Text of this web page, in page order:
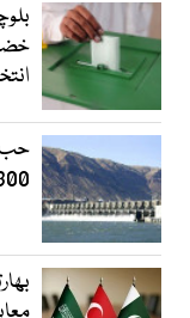
حب
300 صنعتیں بندش کے دہانے